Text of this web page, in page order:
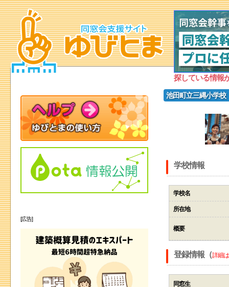
探している情報
池田町立三縄小学校
学校情報
学校名
所在地
概要
登録情報（詳細
同窓生
[広告]